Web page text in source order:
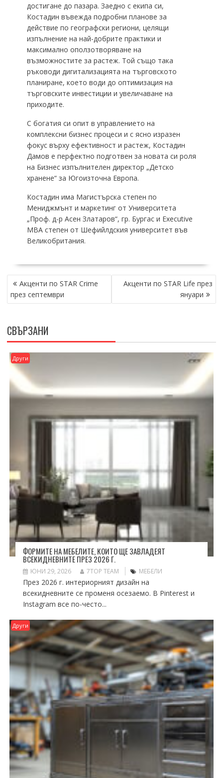
достигане до пазара. Заедно с екипа си,
Костадин въвежда подробни планове за
действие по географски региони, целящи
изпълнение на най-добрите практики и
максимално оползотворяване на
възможностите за растеж. Той също така
ръководи дигитализацията на търговското
планиране, което води до оптимизация на
търговските инвестиции и увеличаване на
приходите.
С богатия си опит в управлението на
комплексни бизнес процеси и с ясно изразен
фокус върху ефективност и растеж, Костадин
Дамов е перфектно подготвен за новата си роля
на Бизнес изпълнителен директор „Детско
хранене“ за Югоизточна Европа.
Костадин има Магистърска степен по
Мениджмънт и маркетинг от Университета
„Проф. д-р Асен Златаров“, гр. Бургас и Executive
МBА степен от Шефийлдския университет във
Великобритания.
НАВИГАЦИЯ
Акценти по STAR Crime
през септември
Акценти по STAR Life през
януари
СВЪРЗАНИ
Други
ФОРМИТЕ НА МЕБЕЛИТЕ, КОИТО ЩЕ ЗАВЛАДЕЯТ
ВСЕКИДНЕВНИТЕ ПРЕЗ 2026 Г.
ЮНИ 29, 2026 7TOP TEAM МЕБЕЛИ
През 2026 г. интериорният дизайн на
всекидневните се променя осезаемо. В Pinterest и
Instagram все по-често...
Други